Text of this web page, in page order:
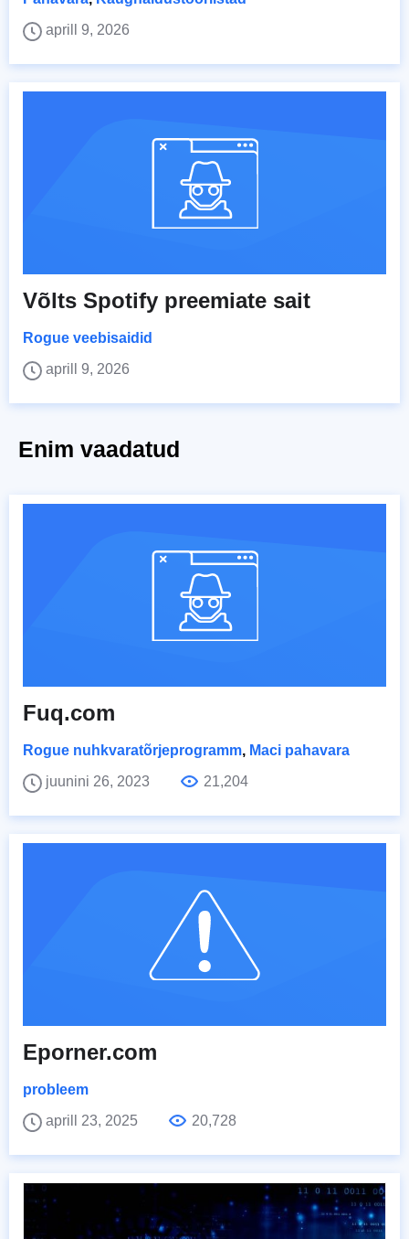
aprill 9, 2026
Võlts Spotify preemiate sait
Rogue veebisaidid
aprill 9, 2026
Enim vaadatud
Fuq.com
Rogue nuhkvaratõrjeprogramm, Maci pahavara
juunini 26, 2023
21,204
Eporner.com
probleem
aprill 23, 2025
20,728